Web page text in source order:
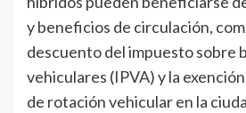
y beneficios de circulación,
descuento del impuesto sobre
vehiculares (IPVA) y la
de rotación vehicular en la